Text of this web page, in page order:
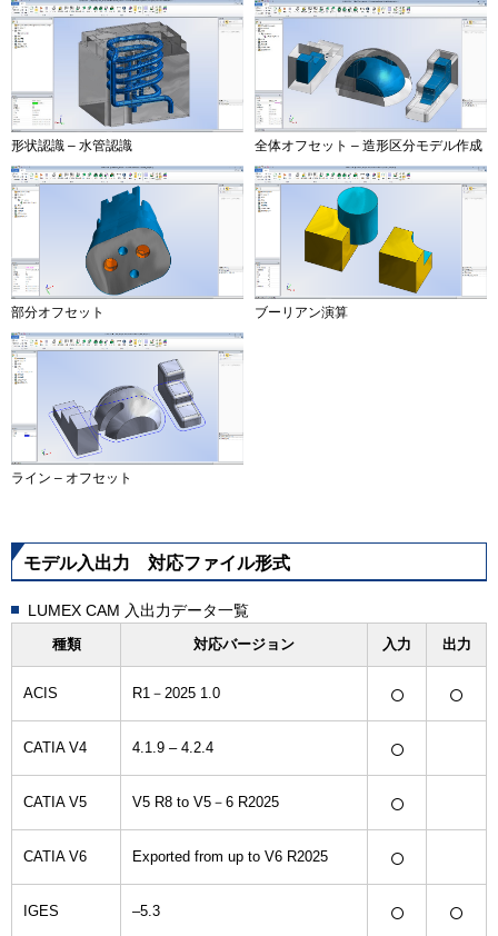
形状認識 – 水管認識 全体オフセット – 造形区分モデル作成
部分オフセット ブーリアン演算
ライン – オフセット
モデル入出力 対応ファイル形式
LUMEX CAM 入出力データ一覧
種類 対応バージョン 入力 出力
ACIS R1－2025 1.0 ○ ○
CATIA V4 4.1.9 – 4.2.4 ○
CATIA V5 V5 R8 to V5－6 R2025 ○
CATIA V6 Exported from up to V6 R2025 ○
IGES –5.3 ○ ○